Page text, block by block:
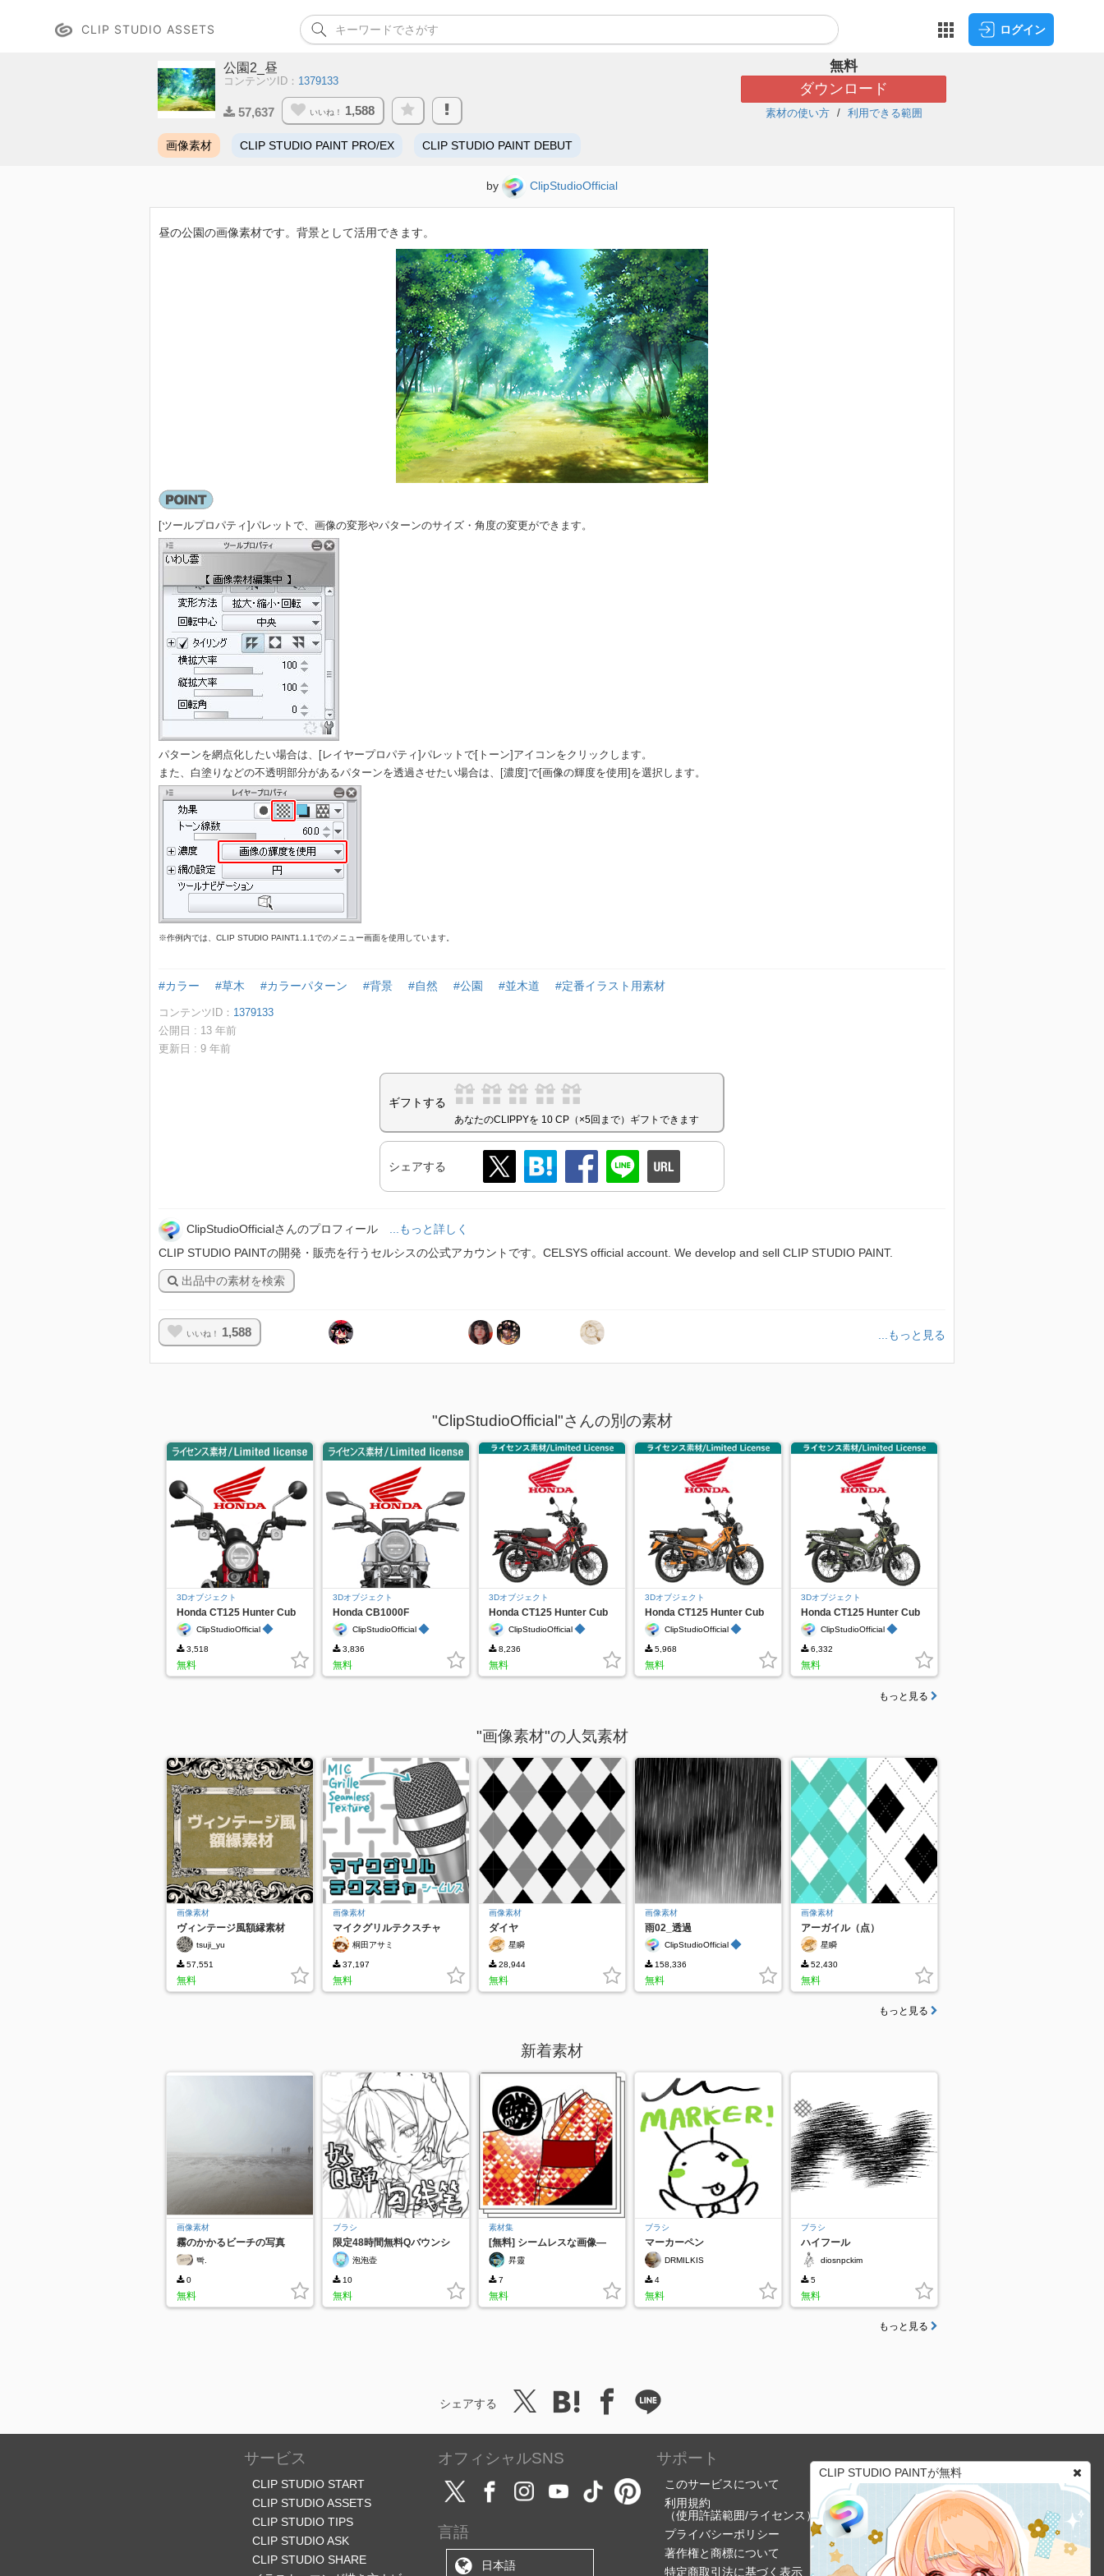
CLIP STUDIO ASSETS ログイン
公園2_昼
コンテンツID： 1379133
57,637 いいね！ 1,588
無料
ダウンロード
素材の使い方 利用できる範囲
画像素材 CLIP STUDIO PAINT PRO/EX CLIP STUDIO PAINT DEBUT
by ClipStudioOfficial
昼の公園の画像素材です。背景として活用できます。
[ツールプロパティ]パレットで、画像の変形やパターンのサイズ・角度の変更ができます。
パターンを網点化したい場合は、[レイヤープロパティ]パレットで[トーン]アイコンをクリックします。
また、白塗りなどの不透明部分があるパターンを透過させたい場合は、[濃度]で[画像の輝度を使用]を選択します。
※作例内では、CLIP STUDIO PAINT1.1.1でのメニュー画面を使用しています。
#カラー #草木 #カラーパターン #背景 #自然 #公園 #並木道 #定番イラスト用素材
コンテンツID： 1379133
公開日 : 13 年前
更新日 : 9 年前
ギフトする
あなたのCLIPPYを 10 CP（×5回まで）ギフトできます
シェアする
ClipStudioOfficialさんのプロフィール
...もっと詳しく
CLIP STUDIO PAINTの開発・販売を行うセルシスの公式アカウントです。CELSYS official account. We develop and sell CLIP STUDIO PAINT.
出品中の素材を検索
いいね！ 1,588 ...もっと見る
"ClipStudioOfficial"さんの別の素材
3Dオブジェクト
Honda CT125 Hunter Cub
ClipStudioOfficial◆
3,518
無料
3Dオブジェクト
Honda CB1000F
ClipStudioOfficial◆
3,836
無料
3Dオブジェクト
Honda CT125 Hunter Cub
Red
ClipStudioOfficial◆
8,236
無料
3Dオブジェクト
Honda CT125 Hunter Cub
YellowClipStudioOfficial◆
5,968
無料
3Dオブジェクト
Honda CT125 Hunter Cub
GreenClipStudioOfficial◆
6,332
無料
もっと見る
"画像素材"の人気素材
画像素材
ヴィンテージ風額縁素材
tsuji_yu
57,551
無料
画像素材
マイクグリルテクスチャ
桐田アサミ
37,197
無料
画像素材
ダイヤ
星瞬
28,944
無料
画像素材
雨02_透過
ClipStudioOfficial◆
158,336
無料
画像素材
アーガイル（点）
星瞬
52,430
無料
もっと見る
新着素材
画像素材
霧のかかるビーチの写真
빡.
0
無料
ブラシ
限定48時間無料Qバウンシ
ーインキングペン
泡泡壶
10
無料
素材集
[無料] シームレスな画像—
魚の鱗昇靈
7
無料
ブラシ
マーカーペン
DRMILKIS
4
無料
ブラシ
ハイフール
diosnpckim
5
無料
もっと見る
CLIP STUDIO PAINTが無料
シェアする
サービス
CLIP STUDIO START
CLIP STUDIO ASSETS
CLIP STUDIO TIPS
CLIP STUDIO ASK
CLIP STUDIO SHARE
オフィシャルSNS
言語
日本語
サポート
このサービスについて
利用規約
（使用許諾範囲/ライセンス）
プライバシーポリシー
著作権と商標について
特定商取引法に基づく表示